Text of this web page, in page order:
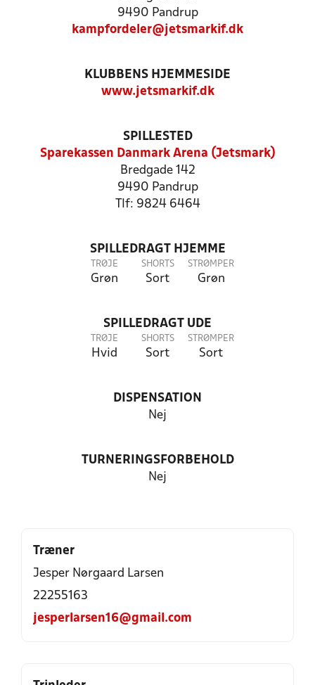
9490 Pandrup
kampfordeler@jetsmarkif.dk
KLUBBENS HJEMMESIDE
www.jetsmarkif.dk
SPILLESTED
Sparekassen Danmark Arena (Jetsmark)
Bredgade 142
9490 Pandrup
Tlf: 9824 6464
SPILLEDRAGT HJEMME
TRØJE
Grøn
SHORTS
Sort
STRØMPER
Grøn
SPILLEDRAGT UDE
TRØJE
Hvid
SHORTS
Sort
STRØMPER
Sort
DISPENSATION
Nej
TURNERINGSFORBEHOLD
Nej
Træner
Jesper Nørgaard Larsen
22255163
jesperlarsen16@gmail.com